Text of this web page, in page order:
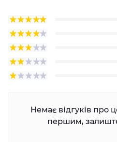
Немає відгуків про
першим, залиште